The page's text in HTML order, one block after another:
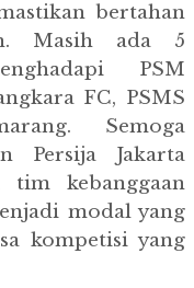
bertahan
Masih ada 5
PSM
FC, PSMS
Semoga
Persija Jakarta
tim kebanggaan
modal yang
kompetisi yang